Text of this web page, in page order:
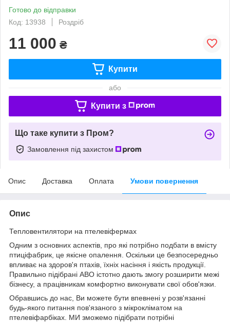
Готово до відправки
Код: 13938
Роздріб
11 000 ₴
Купити
або
Купити з
Що таке купити з Пром?
Замовлення під захистом
Опис Доставка Оплата Умови повернення
Опис
Тепловентилятори на птелевіфермах
Одним з основних аспектів, про які потрібно подбати в вмісту
птиціфабрик, це якісне опалення. Оскільки це безпосередньо
впливає на здоров'я птахів, їхніх насіння і якість продукції.
Правильно підібрані АВО істотно дають змогу розширити межі
бізнесу, а працівникам комфортно виконувати свої обов'язки.
Обравшись до нас, Ви можете бути впевнені у розв'язанні
будь-якого питання пов'язаного з мікрокліматом на
птелевіфарбіках. МИ зможемо підібрати потрібні